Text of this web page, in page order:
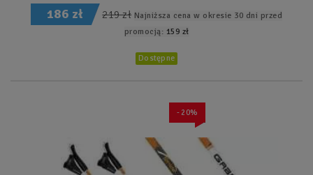
186 zł 219 zł Najniższa cena w okresie 30 dni przed
promocją: 159 zł
Dostępne
- 20%